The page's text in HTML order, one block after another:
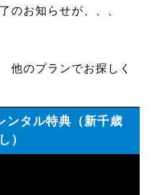
のお知らせが、、、
他のプランでお探しく
タル特典（新千歳
）